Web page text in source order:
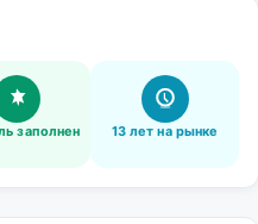
заполнен 13 лет на рынке